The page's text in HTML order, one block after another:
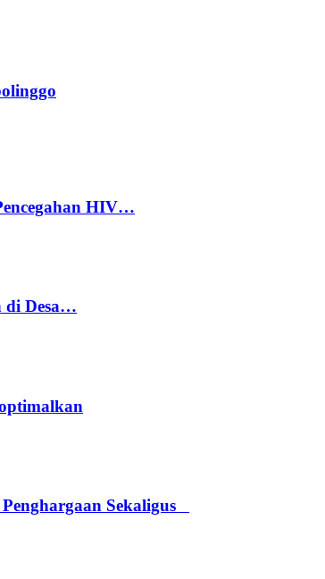
HIV…
di Desa…
Sekaligus